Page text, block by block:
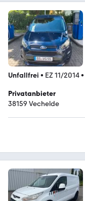
Unfallfrei • EZ 11/2014•
Privatanbieter
38159 Vechelde